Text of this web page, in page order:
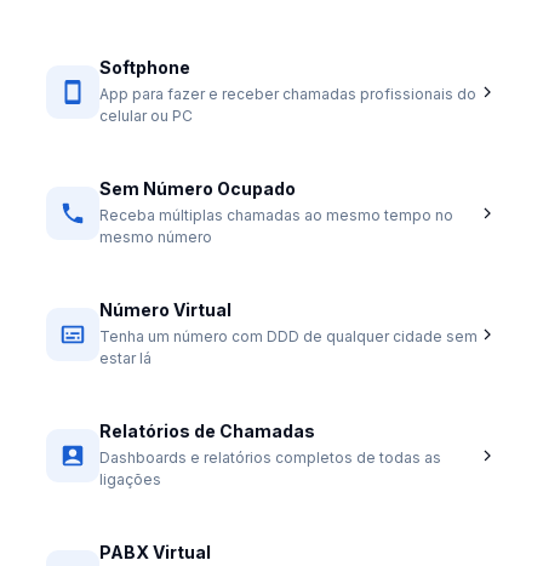
Softphone
App para fazer e receber chamadas profissionais do
celular ou PC
Sem Número Ocupado
Receba múltiplas chamadas ao mesmo tempo no
mesmo número
Número Virtual
Tenha um número com DDD de qualquer cidade sem
estar lá
Relatórios de Chamadas
Dashboards e relatórios completos de todas as
ligações
PABX Virtual